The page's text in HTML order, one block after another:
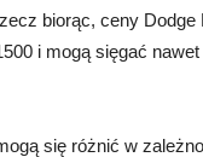
biorąc, ceny
i mogą sięgać
się różnić w